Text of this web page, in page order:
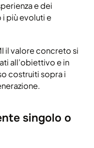
e dei
più evoluti e
il valore concreto si
all’obiettivo e in
costruiti sopra i
singolo o